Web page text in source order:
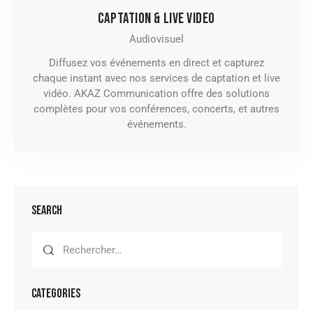
CAPTATION & LIVE VIDEO
Audiovisuel
Diffusez vos événements en direct et capturez
chaque instant avec nos services de captation et live
vidéo. AKAZ Communication offre des solutions
complètes pour vos conférences, concerts, et autres
événements.
SEARCH
CATEGORIES